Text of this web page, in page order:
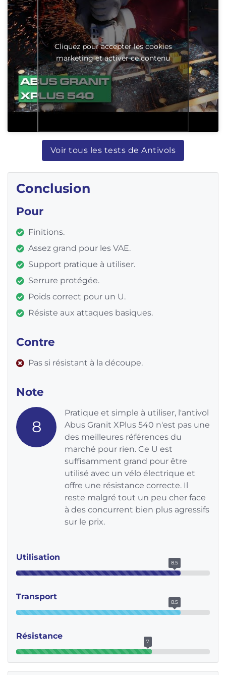
Cliquez pour accepter les cookies
marketing et activer ce contenu
Voir tous les tests de Antivols
Conclusion
Pour
Finitions.
Assez grand pour les VAE.
Support pratique à utiliser.
Serrure protégée.
Poids correct pour un U.
Résiste aux attaques basiques.
Contre
Pas si résistant à la découpe.
Note
8
Pratique et simple à utiliser, l'antivol
Abus Granit XPlus 540 n'est pas une
des meilleures références du
marché pour rien. Ce U est
suffisamment grand pour être
utilisé avec un vélo électrique et
offre une résistance correcte. Il
reste malgré tout un peu cher face
à des concurrent bien plus agressifs
sur le prix.
Utilisation
8.5
Transport
8.5
Résistance
7